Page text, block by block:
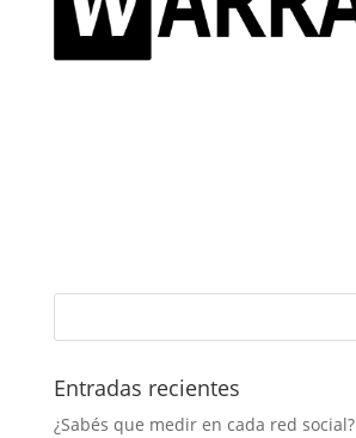
Entradas recientes
¿Sabés que medir en cada red social?